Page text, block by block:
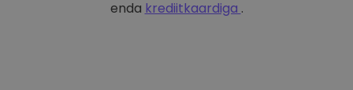
enda krediitkaardiga .